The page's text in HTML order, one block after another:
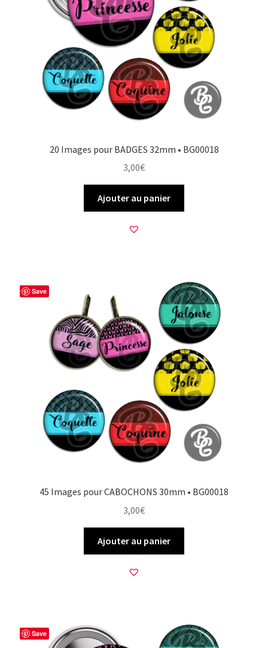
20 Images pour BADGES 32mm • BG00018
3,00€
Ajouter au panier
Save
45 Images pour CABOCHONS 30mm • BG00018
3,00€
Ajouter au panier
Save